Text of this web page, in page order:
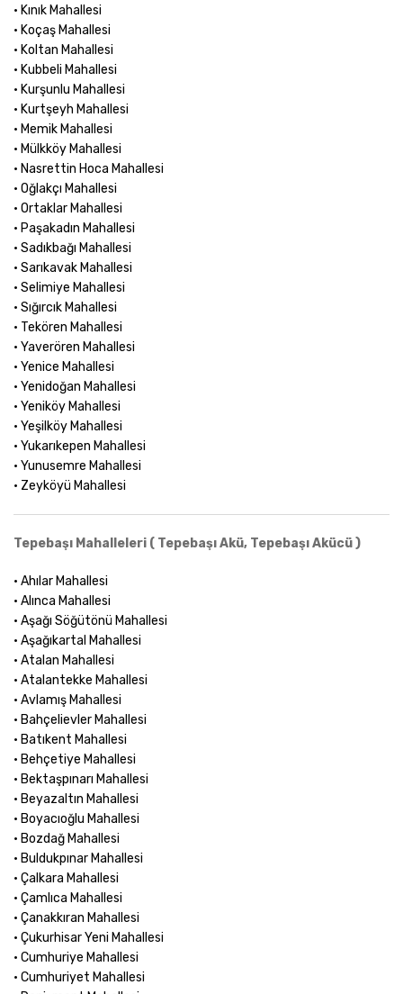
• Kınık Mahallesi
• Koçaş Mahallesi
• Koltan Mahallesi
• Kubbeli Mahallesi
• Kurşunlu Mahallesi
• Kurtşeyh Mahallesi
• Memik Mahallesi
• Mülkköy Mahallesi
• Nasrettin Hoca Mahallesi
• Oğlakçı Mahallesi
• Ortaklar Mahallesi
• Paşakadın Mahallesi
• Sadıkbağı Mahallesi
• Sarıkavak Mahallesi
• Selimiye Mahallesi
• Sığırcık Mahallesi
• Tekören Mahallesi
• Yaverören Mahallesi
• Yenice Mahallesi
• Yenidoğan Mahallesi
• Yeniköy Mahallesi
• Yeşilköy Mahallesi
• Yukarıkepen Mahallesi
• Yunusemre Mahallesi
• Zeyköyü Mahallesi
Tepebaşı Mahalleleri ( Tepebaşı Akü, Tepebaşı Akücü )
• Ahılar Mahallesi
• Alınca Mahallesi
• Aşağı Söğütönü Mahallesi
• Aşağıkartal Mahallesi
• Atalan Mahallesi
• Atalantekke Mahallesi
• Avlamış Mahallesi
• Bahçelievler Mahallesi
• Batıkent Mahallesi
• Behçetiye Mahallesi
• Bektaşpınarı Mahallesi
• Beyazaltın Mahallesi
• Boyacıoğlu Mahallesi
• Bozdağ Mahallesi
• Buldukpınar Mahallesi
• Çalkara Mahallesi
• Çamlıca Mahallesi
• Çanakkıran Mahallesi
• Çukurhisar Yeni Mahallesi
• Cumhuriye Mahallesi
• Cumhuriyet Mahallesi